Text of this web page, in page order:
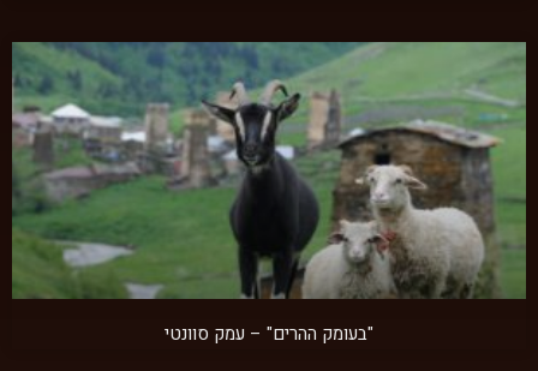
"בעומק ההרים" – עמק סוונטי